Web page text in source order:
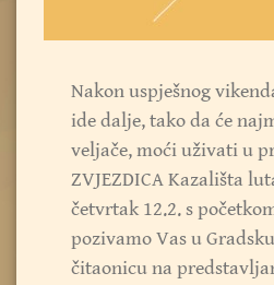
Nakon uspješnog
ide dalje, tako da će
veljače, moći uživati u
ZVJEZDICA Kazališta
četvrtak 12.2. s
pozivamo Vas u
čitaonicu na